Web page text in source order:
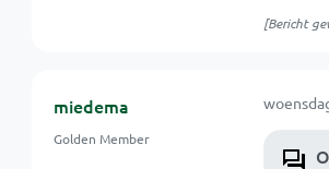
[Bericht
miedema
Golden Member